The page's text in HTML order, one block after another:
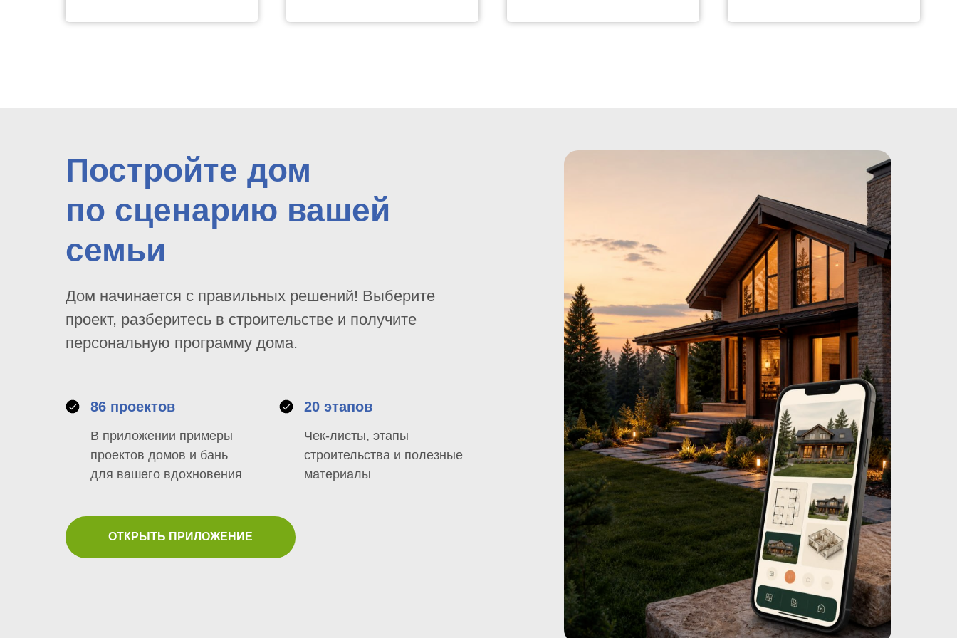
Постройте дом
по сценарию вашей
семьи
Дом начинается с правильных решений! Выберите
проект, разберитесь в строительстве и получите
персональную программу дома.
86 проектов
В приложении примеры
проектов домов и бань
для вашего вдохновения
20 этапов
Чек-листы, этапы
строительства и полезные
материалы
ОТКРЫТЬ ПРИЛОЖЕНИЕ